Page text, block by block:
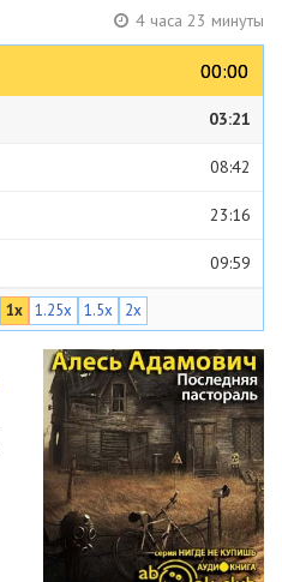
4 часа 23 минуты
00:00
00:00
03:21
08:42
23:16
09:59
16:22
03:15
49:49
22:03
18:56
1x 1.25x 1.5x 2x